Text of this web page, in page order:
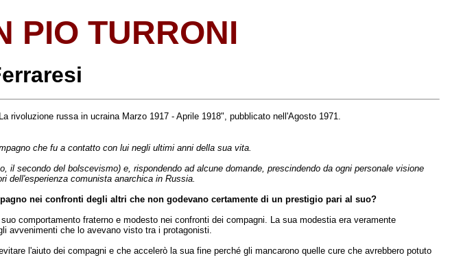
PIO TURRONI
rivoluzione russa in ucraina Marzo 1917 - Aprile 1918", pubblicato nell'Agosto 1971.
che fu a contatto con lui negli ultimi anni della sua vita.
secondo del bolscevismo) e, rispondendo ad alcune domande, prescindendo da ogni personale visione
dell'esperienza comunista anarchica in Russia.
nei confronti degli altri che non godevano certamente di un prestigio pari al suo?
comportamento fraterno e modesto nei confronti dei compagni. La sua modestia era veramente
avvenimenti che lo avevano visto tra i protagonisti.
l'aiuto dei compagni e che accelerò la sua fine perché gli mancarono quelle cure che avrebbero potuto